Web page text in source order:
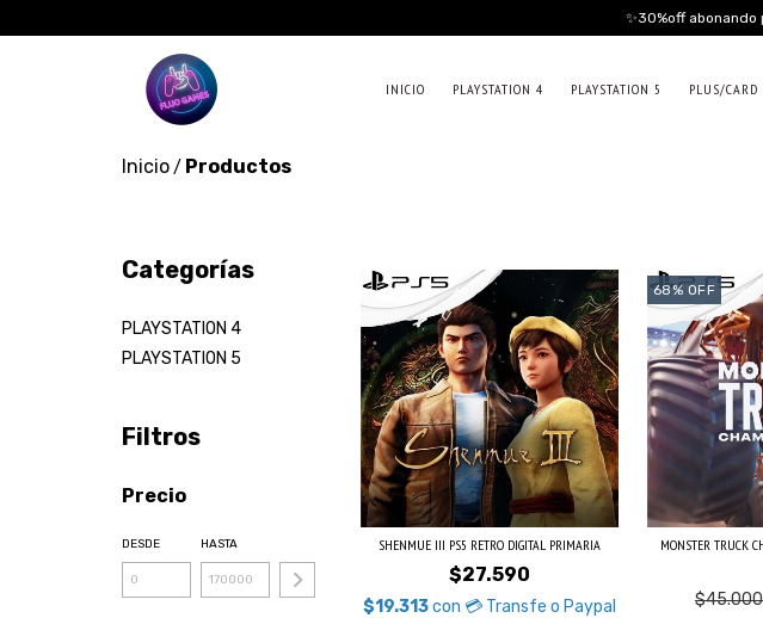
✨30%off abonando
INICIO PLAYSTATION 4 PLAYSTATION 5 PLUS/CARD
Inicio/ Productos
Categorías
PLAYSTATION 4
PLAYSTATION 5
Filtros
Precio
DESDE HASTA SHENMUE III PS5 RETRO DIGITAL PRIMARIA
$27.590
$19.313con 💳 Transfe o Paypal
68% OFF
MONSTER TRUCK